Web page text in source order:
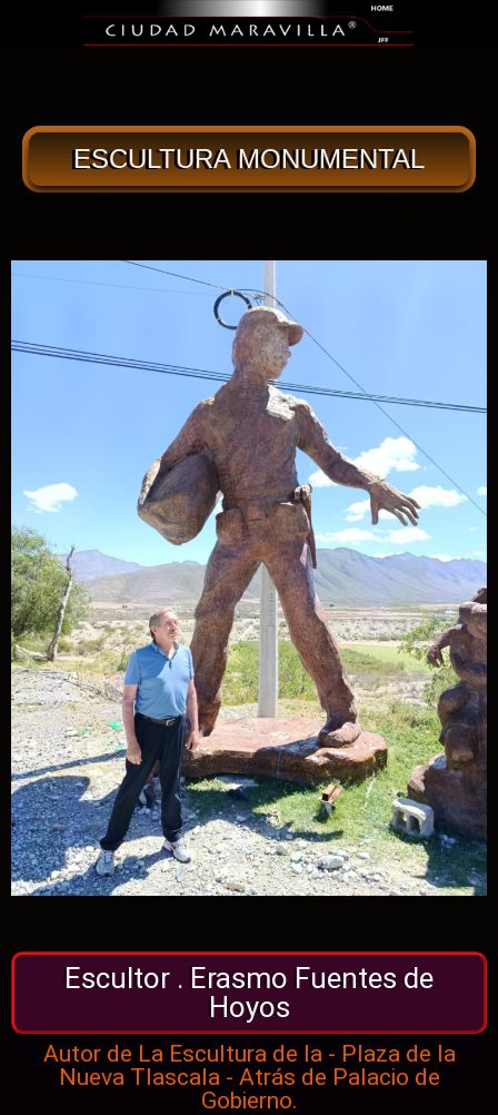
ESCULTURA MONUMENTAL
Escultor . Erasmo Fuentes de
Hoyos
Autor de La Escultura de la - Plaza de la
Nueva Tlascala - Atrás de Palacio de
Gobierno.